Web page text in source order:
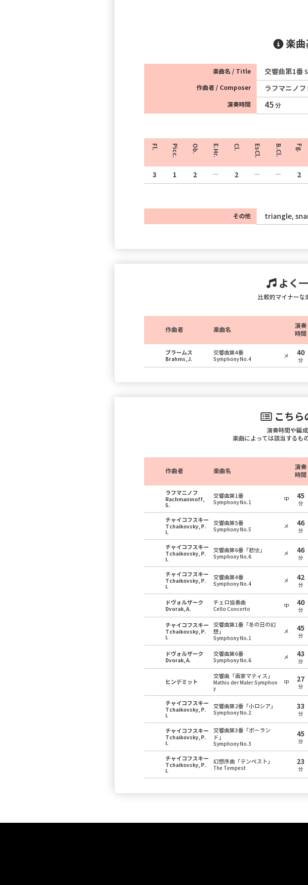
楽
楽曲名 / Title 交響曲第1番
作曲者 / Composer ラフマニノフ
演奏時間 45 分
Fl. Picc. Ob. E.Hr. Cl. EsCl. B.Cl. Fg.
3 1 2 2 2
その他 triangle,
よく
比較的マイナーな
作曲者 楽曲名
演奏
時間
ブラームス
Brahms, J.
交響曲第4番
Symphony No.4
メ 40
分
こちら
演奏時間や編
楽曲によっては該当するも
作曲者 楽曲名
演奏
時間
ラフマニノフ
Rachmaninoff,
S.
交響曲第1番
Symphony No.1
中 45
分
チャイコフスキー
Tchaikovsky, P.
I.
交響曲第5番
Symphony No.5
メ 46
分
チャイコフスキー
Tchaikovsky, P.
I.
交響曲第6番「悲愴」
Symphony No.6
メ 46
分
チャイコフスキー
Tchaikovsky, P.
I.
交響曲第4番
Symphony No.4
メ 42
分
ドヴォルザーク
Dvorak, A.
チェロ協奏曲
Cello Concerto
中 40
分
チャイコフスキー
Tchaikovsky, P.
I.
交響曲第1番「冬の日の幻
想」
Symphony No.1
メ 45
分
ドヴォルザーク
Dvorak, A.
交響曲第6番
Symphony No.6
メ 43
分
ヒンデミット
交響曲「画家マティス」
Mathis der Maler Symphon
y
中 27
分
チャイコフスキー
Tchaikovsky, P.
I.
交響曲第2番「小ロシア」
Symphony No.2
33
分
チャイコフスキー
Tchaikovsky, P.
I.
交響曲第3番「ポーラン
ド」
Symphony No.3
45
分
チャイコフスキー
Tchaikovsky, P.
I.
幻想序曲「テンペスト」
The Tempest
23
分